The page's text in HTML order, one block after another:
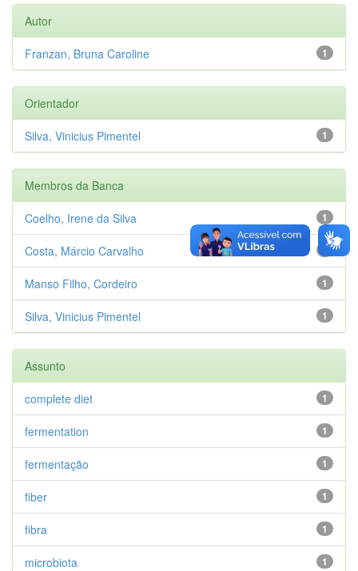
Autor
1
Franzan, Bruna Caroline
Orientador
1
Silva, Vinicius Pimentel
Membros da Banca
1
Coelho, Irene da Silva
1
Costa, Márcio Carvalho
1
Manso Filho, Cordeiro
1
Silva, Vinicius Pimentel
Assunto
1
complete diet
1
fermentation
1
fermentação
1
fiber
1
fibra
1
microbiota